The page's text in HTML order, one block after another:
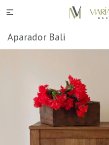

Aparador Bali